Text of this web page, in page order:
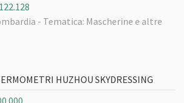
- Tematica: Mascherine e altre
HUZHOU SKYDRESSING